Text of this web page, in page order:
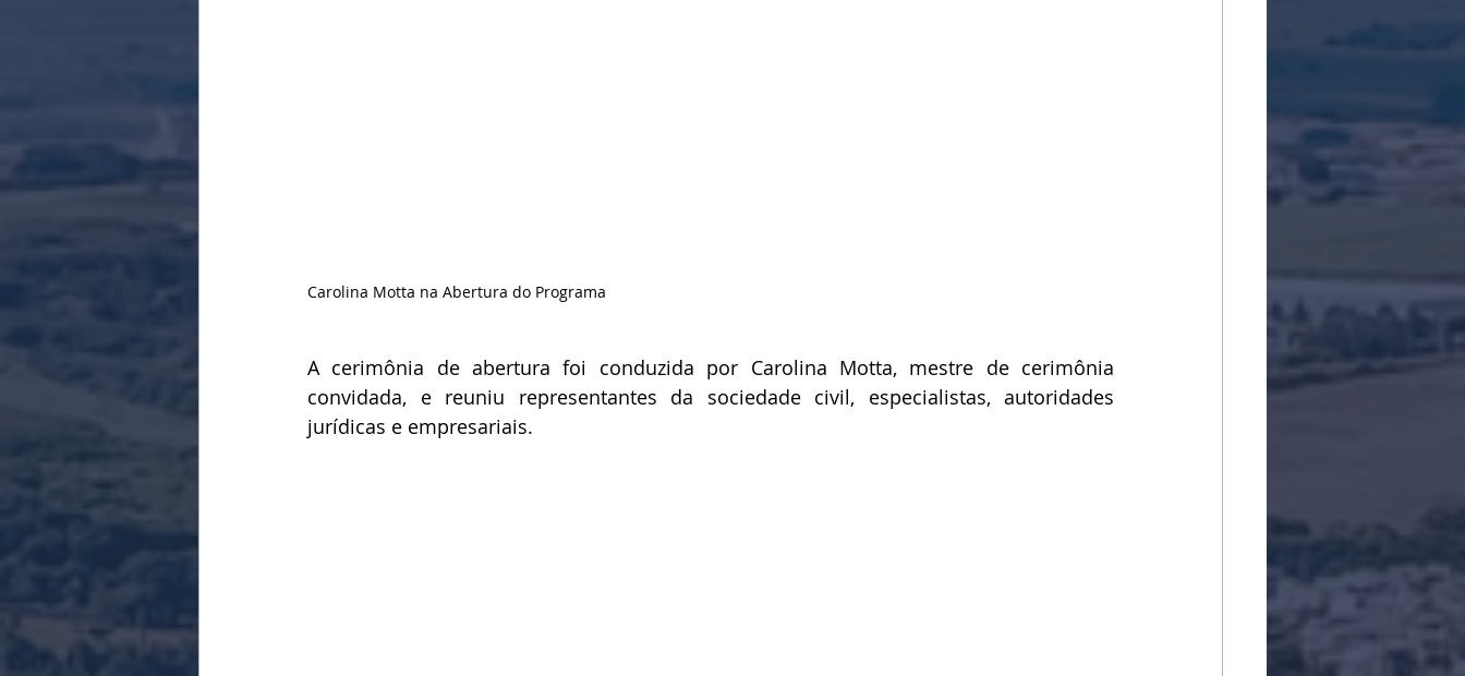
Carolina Motta na Abertura do Programa
A cerimônia de abertura foi conduzida por Carolina Motta, mestre de cerimônia
convidada, e reuniu representantes da sociedade civil, especialistas, autoridades
jurídicas e empresariais.